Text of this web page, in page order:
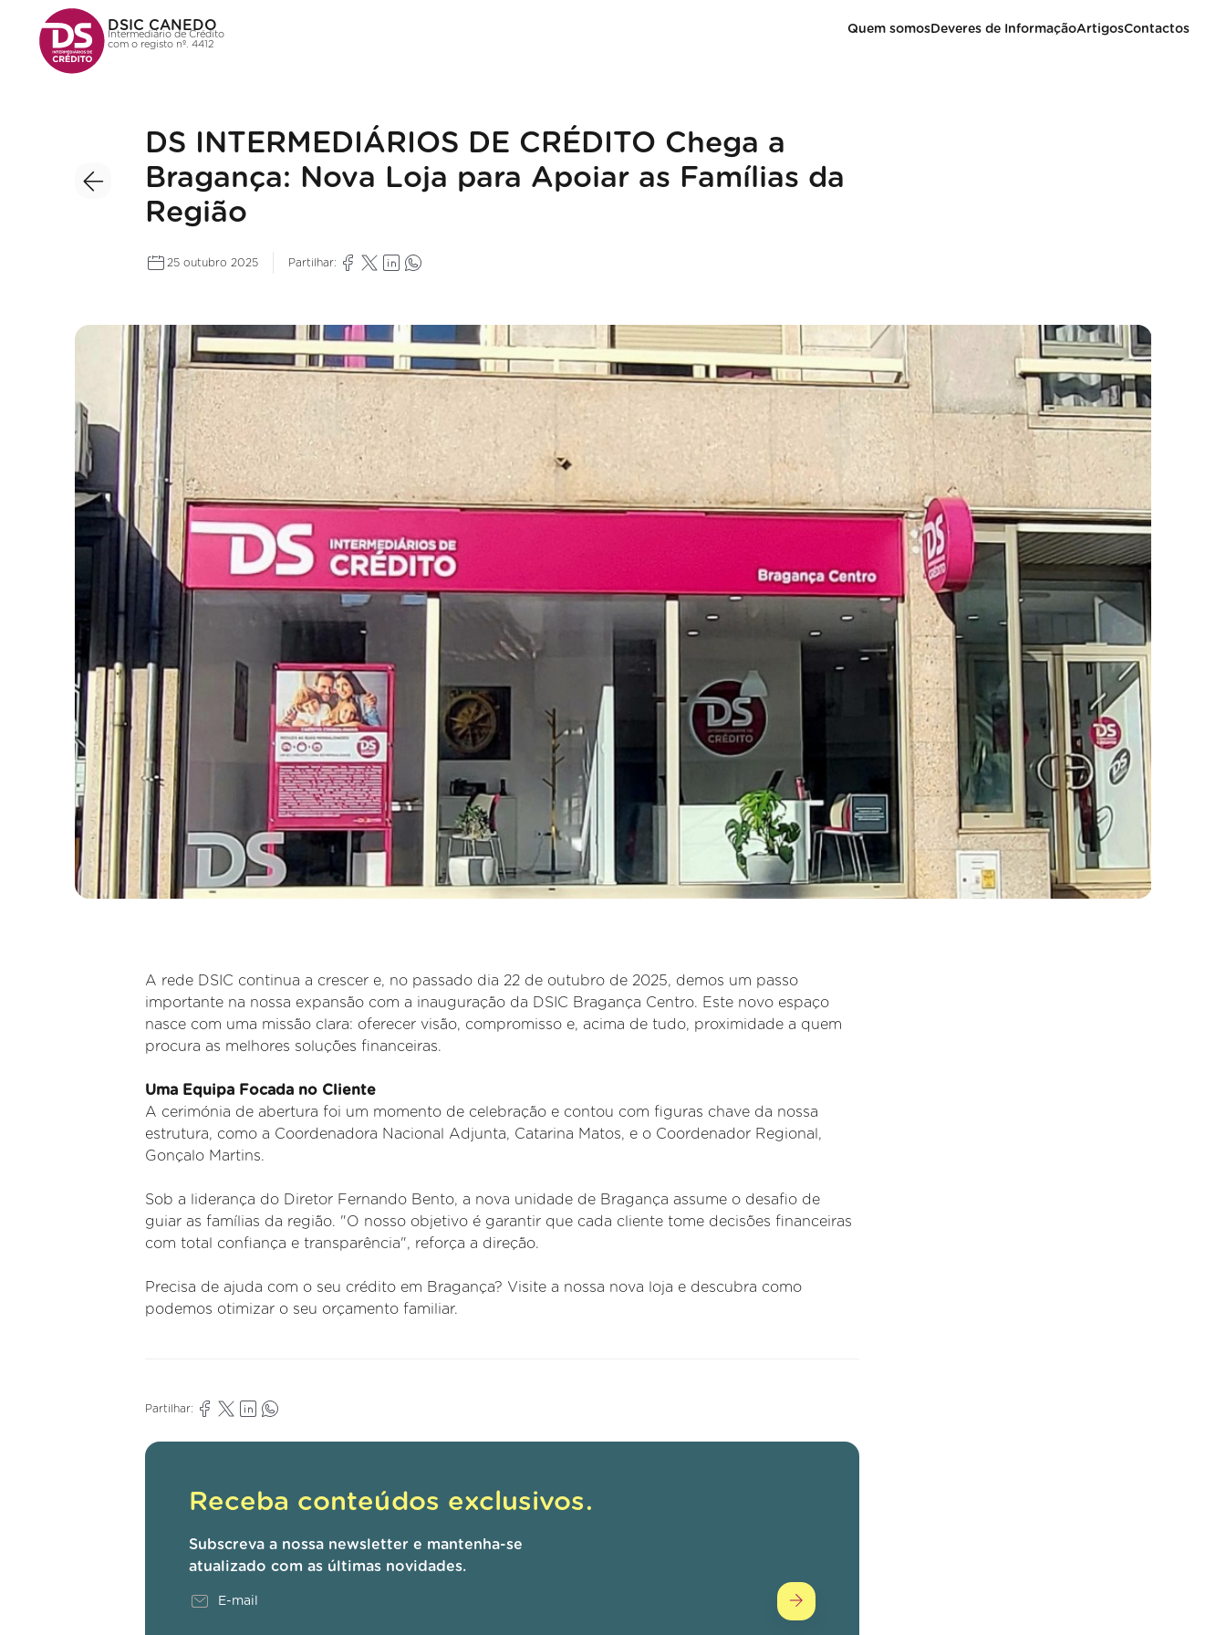
DSIC CANEDO
Intermediário de Crédito
com o registo nº. 4412
Quem somosDeveres de InformaçãoArtigosContactos
DS INTERMEDIÁRIOS DE CRÉDITO Chega a
Bragança: Nova Loja para Apoiar as Famílias da
Região
25 outubro 2025 Partilhar:
A rede DSIC continua a crescer e, no passado dia 22 de outubro de 2025, demos um passo
importante na nossa expansão com a inauguração da DSIC Bragança Centro. Este novo espaço
nasce com uma missão clara: oferecer visão, compromisso e, acima de tudo, proximidade a quem
procura as melhores soluções financeiras.
Uma Equipa Focada no Cliente
A cerimónia de abertura foi um momento de celebração e contou com figuras chave da nossa
estrutura, como a Coordenadora Nacional Adjunta, Catarina Matos, e o Coordenador Regional,
Gonçalo Martins.
Sob a liderança do Diretor Fernando Bento, a nova unidade de Bragança assume o desafio de
guiar as famílias da região. "O nosso objetivo é garantir que cada cliente tome decisões financeiras
com total confiança e transparência", reforça a direção.
Precisa de ajuda com o seu crédito em Bragança? Visite a nossa nova loja e descubra como
podemos otimizar o seu orçamento familiar.
Partilhar:
Receba conteúdos exclusivos.
Subscreva a nossa newsletter e mantenha-se
atualizado com as últimas novidades.